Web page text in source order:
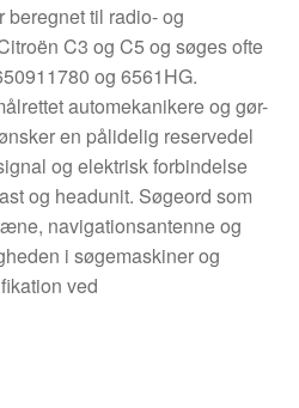
beregnet til radio- og
C3 og C5 og søges ofte
og 6561HG.
automekanikere og gør-
en pålidelig reservedel
og elektrisk forbindelse
og headunit. Søgeord som
navigationsantenne og
i søgemaskiner og
ved